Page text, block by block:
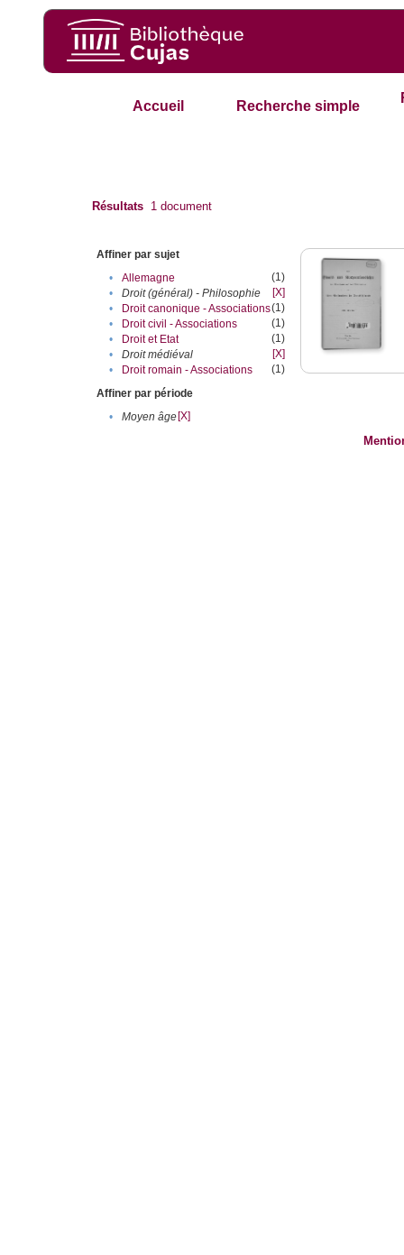
Accueil Recherche simple
Résultats 1 document
Affiner par sujet
•
Allemagne
(1)
•
Droit (général) - Philosophie
[X]
•
Droit canonique - Associations(1)
•
Droit civil - Associations
(1)
•
Droit et Etat
(1)
•
Droit médiéval
[X]
•
Droit romain - Associations
(1)
Affiner par période
•
Moyen âge[X]